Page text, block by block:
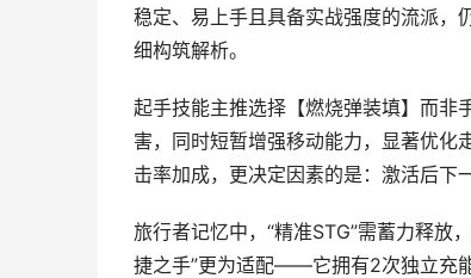
稳定、易上手且具备实战强度的流派，
细构筑解析。
起手技能主推选择【燃烧弹装填】而
害，同时短暂增强移动能力，显著优化
击率加成，更决定因素的是：激活后下
旅行者记忆中，“精准STG”需蓄力释放
捷之手”更为适配——它拥有2次独立充